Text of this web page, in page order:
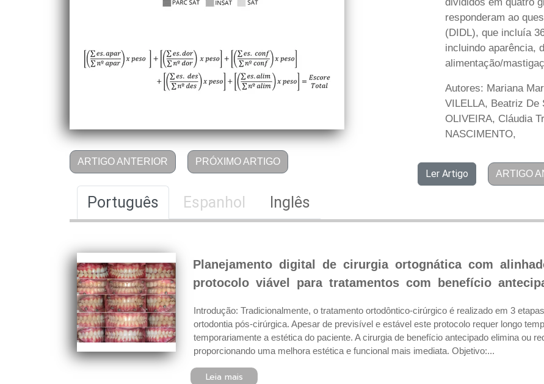
ARTIGO ANTERIOR PRÓXIMO ARTIGO
responderam ao
(DIDL), que incluía
incluindo aparência,
alimentação/
Autores: Mariana
VILELLA, Beatriz De
OLIVEIRA, Cláudia
NASCIMENTO,
Ler Artigo ARTIGO
Português Espanhol Inglês
Planejamento digital de cirurgia ortognática com
protocolo viável para tratamentos com benefício
Introdução: Tradicionalmente, o tratamento ortodôntico-cirúrgico é realizado em 3
ortodontia pós-cirúrgica. Apesar de previsível e estável este protocolo requer longo
temporariamente a estética do paciente. A cirurgia de benefício antecipado elimina ou
proporcionando uma melhora estética e funcional mais imediata. Objetivo:...
Leia mais